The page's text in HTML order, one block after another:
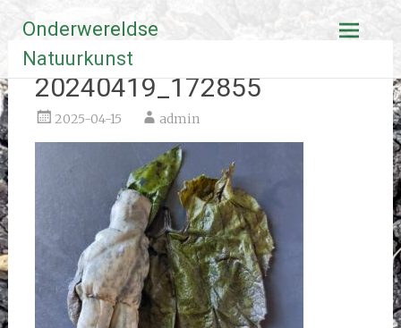
naar
inhoud
Onderwereldse
Natuurkunst
20240419_172855
2025-04-15 admin